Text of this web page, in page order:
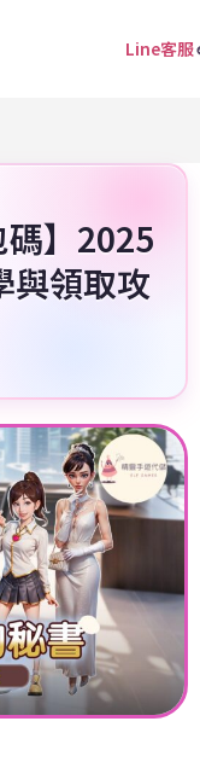
Line客服
碼】2025
與領取攻